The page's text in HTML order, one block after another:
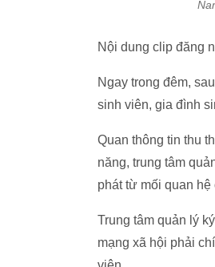
Nội dung clip đăng
Ngay trong đêm,
sinh viên, gia đình
Quan thông tin thu
năng, trung tâm
phát từ mối quan
Trung tâm quản lý
mạng xã hội phải